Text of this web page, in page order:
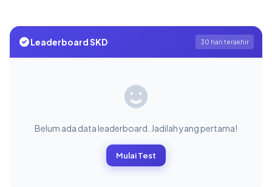
Leaderboard SKD 30 hari terakhir
Belum ada data leaderboard. Jadilah yang pertama!
Mulai Test